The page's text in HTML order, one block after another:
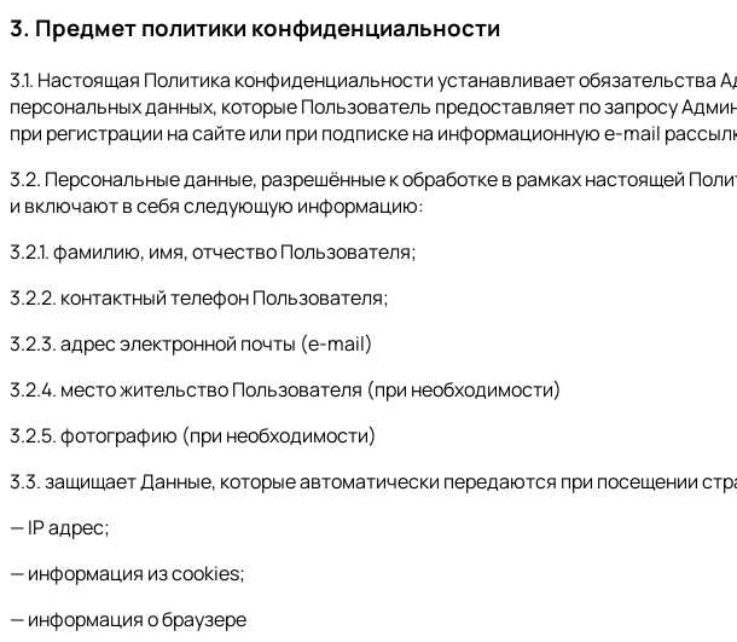
3. Предмет политики конфиденциальности
3.1. Настоящая Политика конфиденциальности устанавливает
персональных данных, которые Пользователь предоставляет по запросу
при регистрации на сайте или при подписке на информационную e-mail
3.2. Персональные данные, разрешённые к обработке в рамках настоящей
и включают в себя следующую информацию:
3.2.1. фамилию, имя, отчество Пользователя;
3.2.2. контактный телефон Пользователя;
3.2.3. адрес электронной почты (e-mail)
3.2.4. место жительство Пользователя (при необходимости)
3.2.5. фотографию (при необходимости)
3.3. защищает Данные, которые автоматически передаются при посещении
— IP адрес;
— информация из cookies;
— информация о браузере